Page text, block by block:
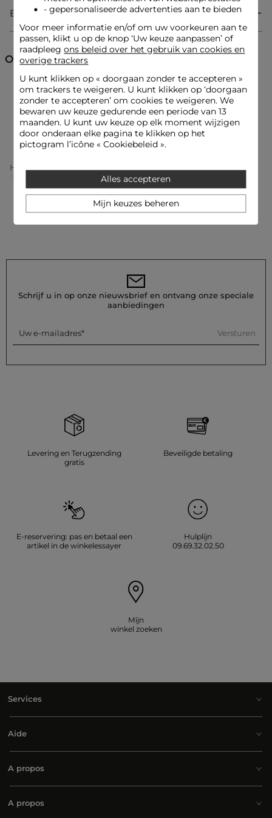
Tricot jurk
3/4 lengte
Getailleerd
Ronde hals
Lange mouwen
Split
Knopen
Look ideeën
De getailleerde tricot jurk met split combineert perfect met
Dit kledingstuk kan worden geaccentueerd met een
gestructureerde tas en moderne enkellaarsjes, waarbij
contrasten tussen texturen worden gespeeld.
Onderhoudsadvies
cyclus om de kwaliteit van het breisel te behouden. Strijken is
zonder stoom te gebruiken, omdat dit sterk wordt afgeraden.
Gebruik geen droger, dit wordt ook sterk afgeraden.
Referentie: 32536311034901088 252-RMOMO
Bezorging & Retourzending
Ontdek ook
Jurken Gebreide jurken Trui-jurk
Rechte jurken Halflange jurken
Home
Getailleerde Gebreide Jurk Donker Bruin Vrouw
Schrijf u in op onze nieuwsbrief en ontvang onze speciale
aanbiedingen
Uw e-mailadres Versturen
Levering en Terugzending
gratis
Beveiligde betaling
E-reservering: pas en betaal een
artikel in de winkelessayer
Hulplijn
09.69.32.02.50
Mijn
winkel zoeken
Services
Aide
A propos
A propos
- gepersonaliseerde advertenties aan te bieden
Voor meer informatie en/of om uw voorkeuren aan te
passen, klikt u op de knop ‘Uw keuze aanpassen’ of
raadpleegons beleid over het gebruik van cookies en
overige trackers
U kunt klikken op « doorgaan zonder te accepteren»
om trackers te weigeren. U kunt klikken op ‘doorgaan
zonder te accepteren’ om cookies te weigeren. We
bewaren uw keuze gedurende een periode van 13
maanden. U kunt uw keuze op elk moment wijzigen
door onderaan elke pagina te klikken op het
pictogram l’icône « Cookiebeleid ».
Alles accepteren
Mijn keuzes beheren